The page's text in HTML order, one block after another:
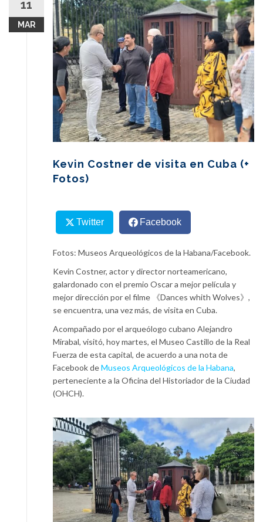
content
11
MAR
Kevin Costner de visita en Cuba (+
Fotos)
Twitter Facebook
Fotos: Museos Arqueológicos de la Habana/Facebook.
Kevin Costner, actor y director norteamericano,
galardonado con el premio Oscar a mejor película y
mejor dirección por el filme 《Dances whith Wolves》,
se encuentra, una vez más, de visita en Cuba.
Acompañado por el arqueólogo cubano Alejandro
Mirabal, visitó, hoy martes, el Museo Castillo de la Real
Fuerza de esta capital, de acuerdo a una nota de
Facebook deMuseos Arqueológicos de la Habana,
perteneciente a la Oficina del Historiador de la Ciudad
(OHCH).